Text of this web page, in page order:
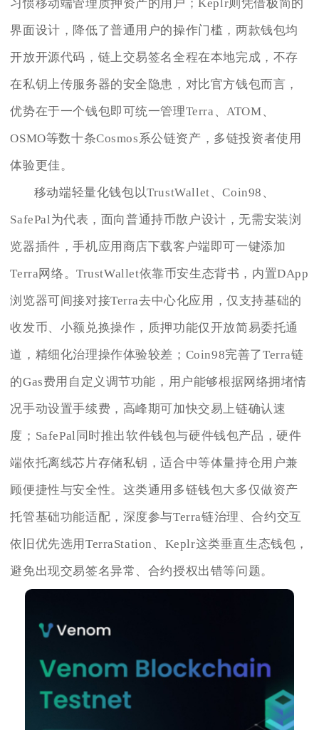
习惯移动端管理质押资产的用户；Keplr则凭借极简的
界面设计，降低了普通用户的操作门槛，两款钱包均
开放开源代码，链上交易签名全程在本地完成，不存
在私钥上传服务器的安全隐患，对比官方钱包而言，
优势在于一个钱包即可统一管理Terra、ATOM、
OSMO等数十条Cosmos系公链资产，多链投资者使用
体验更佳。
移动端轻量化钱包以TrustWallet、Coin98、
SafePal为代表，面向普通持币散户设计，无需安装浏
览器插件，手机应用商店下载客户端即可一键添加
Terra网络。TrustWallet依靠币安生态背书，内置DApp
浏览器可间接对接Terra去中心化应用，仅支持基础的
收发币、小额兑换操作，质押功能仅开放简易委托通
道，精细化治理操作体验较差；Coin98完善了Terra链
的Gas费用自定义调节功能，用户能够根据网络拥堵情
况手动设置手续费，高峰期可加快交易上链确认速
度；SafePal同时推出软件钱包与硬件钱包产品，硬件
端依托离线芯片存储私钥，适合中等体量持仓用户兼
顾便捷性与安全性。这类通用多链钱包大多仅做资产
托管基础功能适配，深度参与Terra链治理、合约交互
依旧优先选用TerraStation、Keplr这类垂直生态钱包，
避免出现交易签名异常、合约授权出错等问题。